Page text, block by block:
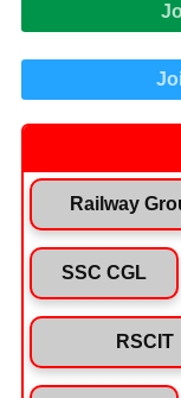
Railway
SSC CGL
RSCIT